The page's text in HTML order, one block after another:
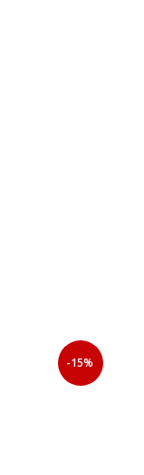
-15%